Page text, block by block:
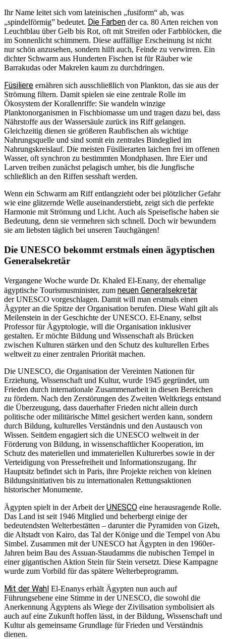
Ihr Name leitet sich vom lateinischen „fusiform“ ab, was
„spindelförmig” bedeutet. Die Farben der ca. 80 Arten reichen von
Leuchtblau über Gelb bis Rot, oft mit Streifen oder Farbblöcken, die
im Sonnenlicht schimmern. Diese auffällige Erscheinung ist nicht
nur schön anzusehen, sondern hilft auch, Feinde zu verwirren. Ein
dichter Schwarm aus Hunderten Fischen ist für Räuber wie
Barrakudas oder Makrelen kaum zu durchdringen.
Füsiliere ernähren sich ausschließlich von Plankton, das sie aus der
Strömung filtern. Damit spielen sie eine zentrale Rolle im
Ökosystem der Korallenriffe: Sie wandeln winzige
Planktonorganismen in Fischbiomasse um und tragen dazu bei, dass
Nährstoffe aus der Wassersäule zurück ins Riff gelangen.
Gleichzeitig dienen sie größeren Raubfischen als wichtige
Nahrungsquelle und sind somit ein zentrales Bindeglied im
Nahrungskreislauf. Die meisten Füsilierarten laichen frei im offenen
Wasser, oft synchron zu bestimmten Mondphasen. Ihre Eier und
Larven treiben zunächst pelagisch umher, bis die Jungfische
schließlich an den Riffen sesshaft werden.
Wenn ein Schwarm am Riff entlangzieht oder bei plötzlicher Gefahr
wie eine glitzernde Welle auseinanderstiebt, zeigt sich die perfekte
Harmonie mit Strömung und Licht. Auch als Speisefische haben sie
Bedeutung, denn sie vermehren sich schnell. Doch wir bewundern
sie am liebsten täglich bei unseren Tauchgängen!
Die UNESCO bekommt erstmals einen ägyptischen
Generalsekretär
Vergangene Woche wurde Dr. Khaled El-Enany, der ehemalige
ägyptische Tourismusminister, zum neuen Generalsekretär
der UNESCO vorgeschlagen. Damit will man erstmals einen
Ägypter an die Spitze der Organisation berufen. Diese Wahl gilt als
Meilenstein in der Geschichte der UNESCO. El-Enany, selbst
Professor für Ägyptologie, will die Organisation inklusiver
gestalten. Er möchte Bildung und Wissenschaft als Brücken
zwischen Kulturen stärken und den Schutz des kulturellen Erbes
weltweit zu einer zentralen Priorität machen.
Die UNESCO, die Organisation der Vereinten Nationen für
Erziehung, Wissenschaft und Kultur, wurde 1945 gegründet, um
Frieden durch internationale Zusammenarbeit in diesen Bereichen
zu fördern. Nach den Zerstörungen des Zweiten Weltkriegs entstand
die Überzeugung, dass dauerhafter Frieden nicht allein durch
politische oder militärische Mittel gesichert werden kann, sondern
durch Bildung, kulturelles Verständnis und den Austausch von
Wissen. Seitdem engagiert sich die UNESCO weltweit in der
Förderung von Bildung, in wissenschaftlicher Kooperation, im
Schutz des materiellen und immateriellen Kulturerbes sowie in der
Verteidigung von Pressefreiheit und Informationszugang. Ihr
Hauptsitz befindet sich in Paris, ihre Projekte reichen von kleinen
Bildungsinitiativen bis zu internationalen Rettungsaktionen
historischer Monumente.
Ägypten spielt in der Arbeit derUNESCO eine herausragende Rolle.
Das Land ist seit 1946 Mitglied und beherbergt einige der
bedeutendsten Welterbestätten – darunter die Pyramiden von Gizeh,
die Altstadt von Kairo, das Tal der Könige und die Tempel von Abu
Simbel. Zusammen mit der UNESCO hat Ägypten in den 1960er-
Jahren beim Bau des Assuan-Staudamms die nubischen Tempel in
einer gigantischen Aktion Stein für Stein versetzt. Diese Kampagne
wurde zum Vorbild für das spätere Welterbeprogramm.
Mit der Wahl El-Enanys erhält Ägypten nun auch auf
Führungsebene eine Stimme in der UNESCO, die sowohl die
Anerkennung Ägyptens als Wiege der Zivilisation symbolisiert als
auch auf eine Zukunft hoffen lässt, in der Bildung, Wissenschaft und
Kultur als gemeinsame Grundlage für Frieden und Verständnis
dienen.